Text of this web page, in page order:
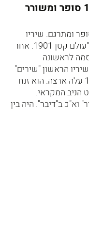
יעדקב שטיינברג 1947- 1877 סופר ומשורר
ומתרגם. שיריו
הראשונים התפרסמו בעיתון הילדים "עולם קטן 1901. אחר
לראשונה
לאור ספר שיריו הראשון "שירים"
שזיכה אותו בשיבחי ביאליק. ב- 1914 עלה ארצה. הוא זנח
הניב המקראי.
ב"דיבר". היה בין